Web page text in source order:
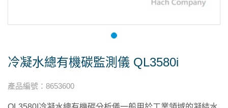
冷凝水總有機碳監測儀 QL3580i
產品編號 ： 8653600